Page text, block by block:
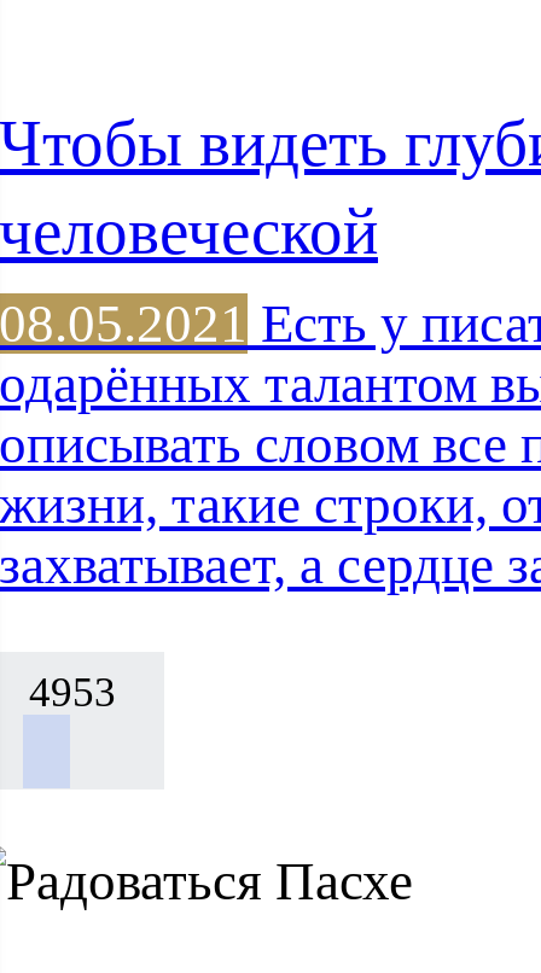
Чтобы видеть
человеческой
08.05.2021 Есть у
одарённых талантом
описывать словом все
жизни, такие строки,
захватывает, а сердце
4953